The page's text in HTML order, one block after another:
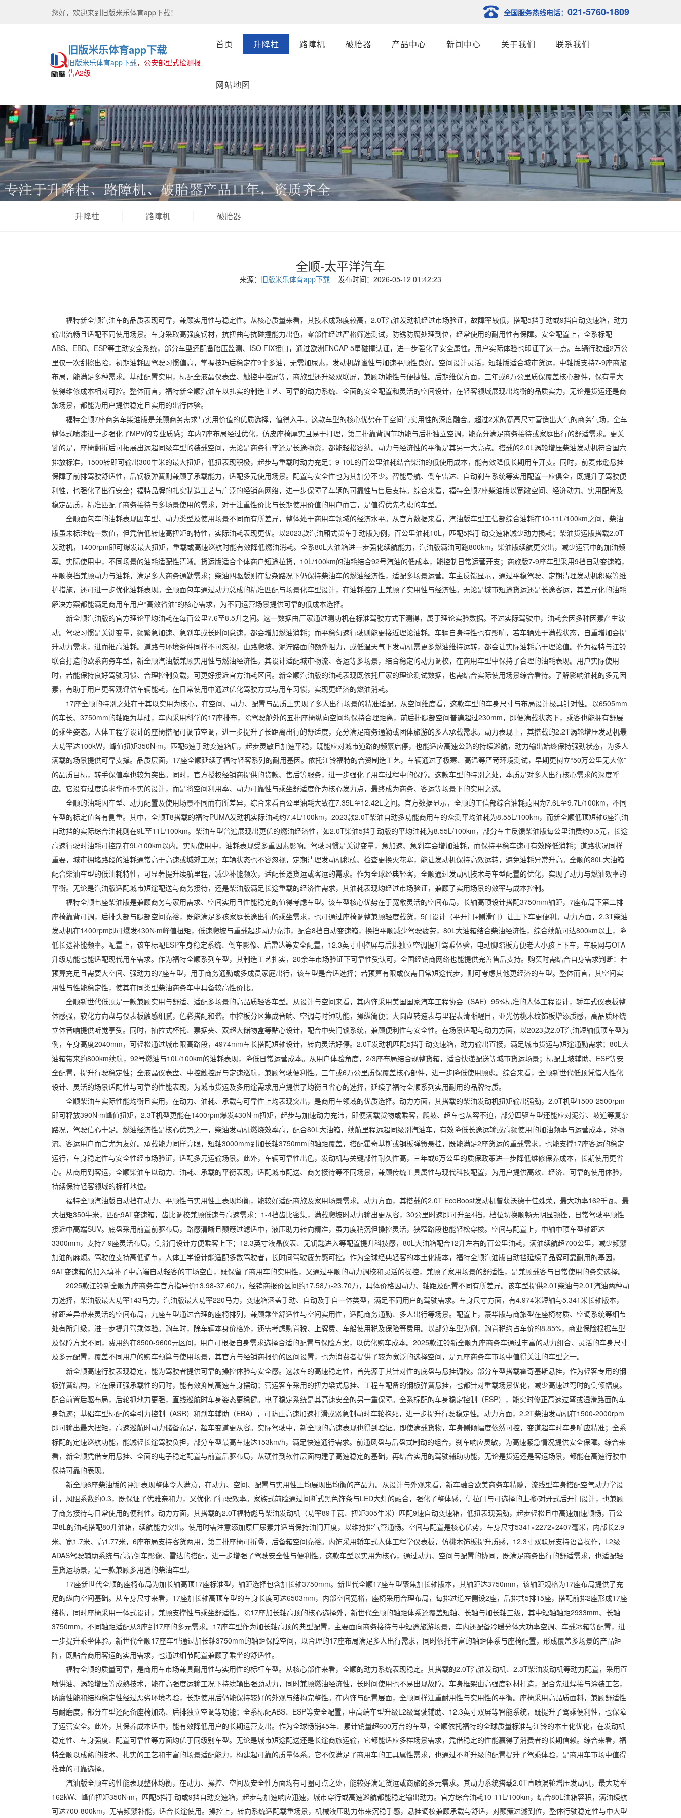
您好，欢迎来到旧版米乐体育app下载！ 全国服务热线电话： 021-5760-1809
旧版米乐体育app下载
旧版米乐体育app下载，公安部型式检测报
告A2级
首页 升降柱 路障机 破胎器 产品中心 新闻中心 关于我们 联系我们
网站地图
升降柱 路障机 破胎器
全顺-太平洋汽车
来源： 旧版米乐体育app下载 发布时间：2026-05-12 01:42:23
福特新全顺汽油车的品质表现可靠，兼顾实用性与稳定性。从核心质量来看，其技术成熟度较高，2.0T汽油发动机经过市场验证，故障率较低，搭配5挡手动或9挡自动变速箱，动力
输出流畅且适配不同使用场景。车身采取高强度钢材，抗扭曲与抗碰撞能力出色，零部件经过严格筛选测试，防锈防腐处理到位，经常使用的耐用性有保障。安全配置上，全系标配
ABS、EBD、ESP等主动安全系统，部分车型还配备胎压监测、ISO FIX接口，通过欧洲ENCAP 5星碰撞认证，进一步强化了安全属性。用户实际体验也印证了这一点。车辆行驶超2万公
里仅一次刮擦出险，初期油耗因驾驶习惯偏高，掌握技巧后稳定在9个多油，无需加尿素，发动机静谧性与加速平顺性良好。空间设计灵活，短轴版适合城市货运，中轴版支持7-9座商旅
布局，能满足多种需求。基础配置实用，标配全液晶仪表盘、触控中控屏等，商旅型还升级双联屏，兼顾功能性与便捷性。后期维保方面，三年或6万公里质保覆盖核心部件，保有量大
使得维修成本相对可控。整体而言，福特新全顺汽油车以扎实的制造工艺、可靠的动力系统、全面的安全配置和灵活的空间设计，在轻客领域展现出均衡的品质实力，无论是货运还是商
旅场景，都能为用户提供稳定且实用的出行体验。
福特全顺7座商务车柴油版是兼顾商务需求与实用价值的优质选择，值得入手。这款车型的核心优势在于空间与实用性的深度融合。超过2米的宽高尺寸营造出大气的商务气场，全车
整体式喷漆进一步强化了MPV的专业质感；车内7座布局经过优化，仿皮座椅厚实且易于打理，第二排靠背调节功能与后排独立空调，能充分满足商务接待或家庭出行的舒适需求。更关
键的是，座椅翻折后可拓展出远超同级车型的装载空间，无论是商务行李还是长途物资，都能轻松容纳。动力与经济性的平衡是其另一大亮点。搭载的2.0L涡轮增压柴油发动机符合国六
排放标准，1500转即可输出300牛米的最大扭矩，低扭表现积极，起步与重载时动力充足；9-10L的百公里油耗结合柴油的低使用成本，能有效降低长期用车开支。同时，前麦弗逊悬挂
保障了前排驾驶舒适性，后钢板弹簧则兼顾了承载能力，适配多元使用场景。配置与安全性也为其加分不少。智能导航、倒车雷达、自动刹车系统等实用配置一应俱全，既提升了驾驶便
利性，也强化了出行安全；福特品牌的扎实制造工艺与广泛的经销商网络，进一步保障了车辆的可靠性与售后支持。综合来看，福特全顺7座柴油版以宽敞空间、经济动力、实用配置及
稳定品质，精准匹配了商务接待与多场景使用的需求，对于注重性价比与长期使用价值的用户而言，是值得优先考虑的车型。
全顺面包车的油耗表现因车型、动力类型及使用场景不同而有所差异，整体处于商用车领域的经济水平。从官方数据来看，汽油版车型工信部综合油耗在10-11L/100km之间，柴油
版虽未标注统一数值，但凭借低转速高扭矩的特性，实际油耗表现更优。以2023款汽油厢式货车手动版为例，百公里油耗10L，匹配5挡手动变速箱减少动力损耗；柴油货运版搭载2.0T
发动机，1400rpm即可爆发最大扭矩，重载或高速巡航时能有效降低燃油消耗。全系80L大油箱进一步强化续航能力，汽油版满油可跑800km，柴油版续航更突出，减少运营中的加油频
率。实际使用中，不同场景的油耗适配性清晰。货运版适合个体商户短途拉货，10L/100km的油耗结合92号汽油的低成本，能控制日常运营开支；商旅版7-9座车型采用9挡自动变速箱，
平顺换挡兼顾动力与油耗，满足多人商务通勤需求；柴油四驱版则在复杂路况下仍保持柴油车的燃油经济性，适配多场景运营。车主反馈显示，通过平稳驾驶、定期清理发动机积碳等维
护措施，还可进一步优化油耗表现。全顺面包车通过动力总成的精准匹配与场景化车型设计，在油耗控制上兼顾了实用性与经济性。无论是城市短途货运还是长途客运，其差异化的油耗
解决方案都能满足商用车用户“高效省油”的核心需求，为不同运营场景提供可靠的低成本选择。
新全顺汽油版的官方理论平均油耗在每百公里7.6至8.5升之间。这一数据由厂家通过测功机在标准驾驶方式下测得，属于理论实验数据。不过实际驾驶中，油耗会因多种因素产生波
动。驾驶习惯是关键变量，频繁急加速、急刹车或长时间怠速，都会增加燃油消耗；而平稳匀速行驶则能更接近理论油耗。车辆自身特性也有影响，若车辆处于满载状态，自重增加会提
升动力需求，进而推高油耗。道路与环境条件同样不可忽视，山路爬坡、泥泞路面的额外阻力，或低温天气下发动机需更多燃油维持运转，都会让实际油耗高于理论值。作为福特与江铃
联合打造的欧系商务车型，新全顺汽油版兼顾实用性与燃油经济性。其设计适配城市物流、客运等多场景，结合稳定的动力调校，在商用车型中保持了合理的油耗表现。用户实际使用
时，若能保持良好驾驶习惯、合理控制负载，可更好接近官方油耗区间。新全顺汽油版的油耗表现既依托厂家的理论测试数据，也需结合实际使用场景综合看待。了解影响油耗的多元因
素，有助于用户更客观评估车辆能耗，在日常使用中通过优化驾驶方式与用车习惯，实现更经济的燃油消耗。
17座全顺的特别之处在于其以实用为核心，在空间、动力、配置与品质上实现了多人出行场景的精准适配。从空间维度看，这款车型的车身尺寸与布局设计极具针对性。以6505mm
的车长、3750mm的轴距为基础，车内采用科学的17座排布，除驾驶舱外的五排座椅纵向空间均保持合理距离，前后排腿部空间普遍超过230mm，即便满载状态下，乘客也能拥有舒展
的乘坐姿态。人体工程学设计的座椅搭配可调节空调，进一步提升了长距离出行的舒适度，充分满足商务通勤或团体旅游的多人承载需求。动力表现上，其搭载的2.2T涡轮增压发动机最
大功率达100kW，峰值扭矩350N·m，匹配6速手动变速箱后，起步灵敏且加速平稳，既能应对城市道路的频繁启停，也能适应高速公路的持续巡航，动力输出始终保持强劲状态，为多人
满载的场景提供可靠支撑。品质层面，17座全顺延续了福特轻客系列的耐用基因。依托江铃福特的合资制造工艺，车辆通过了极寒、高温等严苛环境测试，早期更树立“50万公里无大修”
的品质目标，转手保值率也较为突出。同时，官方授权经销商提供的贷款、售后等服务，进一步强化了用车过程中的保障。这款车型的特别之处，本质是对多人出行核心需求的深度呼
应。它没有过度追求华而不实的设计，而是将空间利用率、动力可靠性与乘坐舒适度作为核心发力点，最终成为商务、客运等场景下的实用之选。
全顺的油耗因车型、动力配置及使用场景不同而有所差异，综合来看百公里油耗大致在7.35L至12.42L之间。官方数据显示，全顺的工信部综合油耗范围为7.6L至9.7L/100km，不同
车型的标定值各有侧重。其中，全顺T8搭载的福特PUMA发动机实际油耗约7.4L/100km，2023款2.0T柴油自动多功能商用车的众测平均油耗为8.55L/100km，而新全顺低顶短轴6座汽油
自动挡的实际综合油耗则在9L至11L/100km。柴油车型普遍展现出更优的燃油经济性，如2.0T柴油5挡手动版的平均油耗为8.55L/100km，部分车主反馈柴油版每公里油费约0.5元，长途
高速行驶时油耗可控制在9L/100km以内。实际使用中，油耗表现受多重因素影响。驾驶习惯是关键变量，急加速、急刹车会增加油耗，而保持平稳车速可有效降低消耗；道路状况同样
重要，城市拥堵路段的油耗通常高于高速或城郊工况；车辆状态也不容忽视，定期清理发动机积碳、检查更换火花塞，能让发动机保持高效运转，避免油耗异常升高。全顺的80L大油箱
配合柴油车型的低油耗特性，可显著提升续航里程，减少补能频次，适配长途货运或客运的需求。作为全球经典轻客，全顺通过发动机技术与车型配置的优化，实现了动力与燃油效率的
平衡。无论是汽油版适配城市短途配送与商务接待，还是柴油版满足长途重载的经济性需求，其油耗表现均经过市场验证，兼顾了实用场景的效率与成本控制。
福特全顺七座柴油版是兼顾商务与家用需求、空间实用且性能稳定的值得考虑车型。该车型核心优势在于宽敞灵活的空间布局，长轴高顶设计搭配3750mm轴距，7座布局下第二排
座椅靠背可调，后排头部与腿部空间充裕，既能满足多孩家庭长途出行的乘坐需求，也可通过座椅调整兼顾轻度载货，5门设计（平开门+侧滑门）让上下车更便利。动力方面，2.3T柴油
发动机在1400rpm即可爆发430N·m峰值扭矩，低速爬坡与重载起步动力充沛，配合8挡自动变速箱，换挡平顺减少驾驶疲劳，80L大油箱结合柴油经济性，综合续航可达800km以上，降
低长途补能频率。配置上，该车标配ESP车身稳定系统、倒车影像、后雷达等安全配置，12.3英寸中控屏与后排独立空调提升驾乘体验，电动脚踏板方便老人小孩上下车，车联网与OTA
升级功能也能适配现代用车需求。作为福特全顺系列车型，其制造工艺扎实，20余年市场验证下可靠性受认可，全国经销商网络也能提供完善售后支持。购买时需结合自身需求判断：若
预算充足且需要大空间、强动力的7座车型，用于商务通勤或多成员家庭出行，该车型是合适选择；若预算有限或仅需日常短途代步，则可考虑其他更经济的车型。整体而言，其空间实
用性与性能稳定性，使其在同类型柴油商务车中具备较高性价比。
全顺新世代低顶是一款兼顾实用与舒适、适配多场景的高品质轻客车型。从设计与空间来看，其内饰采用美国国家汽车工程协会（SAE）95%标准的人体工程设计，轿车式仪表板整
体感强，软化方向盘与仪表板触感细腻，色彩搭配和谐。中控板分区集成音响、空调与时钟功能，操纵简便；大圆盘转速表与里程表清晰醒目，亚光仿桃木纹饰板增添质感，高品质环绕
立体音响提供听觉享受。同时，抽拉式杯托、票据夹、双超大储物盒等贴心设计，配合中央门锁系统，兼顾便利性与安全性。在场景适配与动力方面，以2023款2.0T汽油短轴低顶车型为
例，车身高度2040mm，可轻松通过城市限高路段，4974mm车长搭配短轴设计，转向灵活好停。2.0T发动机匹配5挡手动变速箱，动力输出直接，满足城市货运与短途通勤需求；80L大
油箱带来约800km续航，92号燃油与10L/100km的油耗表现，降低日常运营成本。从用户体验角度，2/3座布局结合规整货箱，适合快递配送等城市货运场景；标配上坡辅助、ESP等安
全配置，提升行驶稳定性；全液晶仪表盘、中控触控屏与定速巡航，兼顾驾驶便利性。三年或6万公里质保覆盖核心部件，进一步降低使用顾虑。综合来看，全顺新世代低顶凭借人性化
设计、灵活的场景适配性与可靠的性能表现，为城市货运及多用途需求用户提供了均衡且省心的选择，延续了福特全顺系列实用耐用的品牌特质。
全顺柴油车实际性能均衡且实用，在动力、油耗、承载与可靠性上均表现突出，是商用车领域的优质选择。动力方面，其搭载的柴油发动机扭矩输出强劲，2.0T机型1500-2500rpm
即可释放390N·m峰值扭矩，2.3T机型更能在1400rpm爆发430N·m扭矩，起步与加速动力充沛，即便满载货物或乘客，爬坡、超车也从容不迫，部分四驱车型还能应对泥泞、坡道等复杂
路况，驾驶信心十足。燃油经济性是核心优势之一，柴油发动机燃烧效率高，配合80L大油箱，续航里程远超同级别汽油车，有效降低长途运输或高频使用的加油频率与运营成本，对物
流、客运用户而言尤为友好。承载能力同样亮眼，短轴3000mm到加长轴3750mm的轴距覆盖，搭配霍奇基斯或钢板弹簧悬挂，既能满足2座货运的重载需求，也能支撑17座客运的稳定
运行，车身稳定性与安全性经市场验证，适配多元运输场景。此外，车辆可靠性出色，发动机与关键部件耐久性高，三年或6万公里的质保政策进一步降低维修保养成本，长期使用更省
心。从商用到客运，全顺柴油车以动力、油耗、承载的平衡表现，适配城市配送、商务接待等不同场景，兼顾传统工具属性与现代科技配置，为用户提供高效、经济、可靠的使用体验，
持续保持轻客领域的标杆地位。
福特全顺汽油版自动挡在动力、平顺性与实用性上表现均衡，能较好适配商旅及家用场景需求。动力方面，其搭载的2.0T EcoBoost发动机曾获沃德十佳殊荣，最大功率162千瓦、最
大扭矩350牛米，匹配9AT变速箱，齿比调校兼顾低速与高速需求：1-4挡齿比密集，满载爬坡时动力输出更从容，30公里时速即可升至4挡，档位切换顺畅无明显顿挫，日常驾驶平顺性
接近中高端SUV。底盘采用前置前驱布局，路感清晰且颠簸过滤适中，液压助力转向精准，虽力度稍沉但操控灵活，狭窄路段也能轻松穿梭。空间与配置上，中轴中顶车型轴距达
3300mm，支持7-9座灵活布局，侧滑门设计方便乘客上下；12.3英寸液晶仪表、无钥匙进入等配置提升科技感，80L大油箱配合12升左右的百公里油耗，满油续航超700公里，减少频繁
加油的麻烦。驾驶位支持高低调节，人体工学设计能适配多数驾驶者，长时间驾驶疲劳感可控。作为全球经典轻客的本土化版本，福特全顺汽油版自动挡延续了品牌可靠耐用的基因，
9AT变速箱的加入填补了中高端自动轻客的市场空白，既保留了商用车的实用性，又通过平顺的动力调校和灵活的操控，兼顾了家用场景的舒适性，是兼顾载客与日常使用的务实选择。
2025款江铃新全顺九座商务车官方指导价13.98-37.60万，经销商报价区间约17.58万-23.70万，具体价格因动力、轴距及配置不同有所差异。该车型提供2.0T柴油与2.0T汽油两种动
力选择，柴油版最大功率143马力，汽油版最大功率220马力，变速箱涵盖手动、自动及手自一体类型，满足不同用户的驾驶需求。车身尺寸方面，有4.974米短轴与5.341米长轴版本，
轴距差异带来灵活的空间布局，九座车型通过合理的座椅排列，兼顾乘坐舒适性与空间实用性，适配商务通勤、多人出行等场景。配置上，豪华版与商旅型在座椅材质、空调系统等细节
处有所升级，进一步提升驾乘体验。购车时，除车辆本身价格外，还需考虑购置税、上牌费、车船使用税及保险等费用。以部分车型为例，购置税约占车价的8.85%，商业保险根据车型
及保障方案不同，费用约在8500-9600元区间，用户可根据自身需求选择合适的配置与保险方案，以优化购车成本。2025款江铃新全顺九座商务车通过丰富的动力组合、灵活的车身尺寸
及多元配置，覆盖不同用户的购车预算与使用场景，其官方与经销商报价的区间设置，也为消费者提供了较为宽泛的选择空间，是九座商务车市场中值得关注的车型之一。
新全顺高速行驶表现稳定，能为驾驶者提供可靠的操控体验与安全感。这款车的高速稳定性，首先源于其针对性的底盘与悬挂调校。部分车型搭载霍奇基斯悬挂，作为轻客专用的钢
板弹簧结构，它在保证强承载性的同时，能有效抑制高速车身摆动；营运客车采用的扭力梁式悬挂、工程车配备的钢板弹簧悬挂，也都针对重载场景优化，减少高速过弯时的侧倾幅度。
配合前置后驱布局，后轮抓地力更强，直线巡航时车身姿态更稳健。电子稳定系统是其高速安全的另一重保障。全系标配的车身稳定控制（ESP），能实时修正高速过弯或湿滑路面的车
身轨迹；基础车型标配的牵引力控制（ASR）和刹车辅助（EBA），可防止高速加速打滑或紧急制动时车轮抱死，进一步提升行驶稳定性。动力方面，2.2T柴油发动机在1500-2000rpm
即可输出最大扭矩，高速巡航时动力储备充足，超车变道更从容。实际驾驶中，新全顺的高速表现也得到验证。即使满载货物，车身侧倾幅度依然可控，变道超车时车身响应精准；全系
标配的定速巡航功能，能减轻长途驾驶负担，部分车型最高车速达153km/h，满足快速通行需求。前通风盘与后盘式制动的组合，刹车响应灵敏，为高速紧急情况提供安全保障。综合来
看，新全顺凭借专用悬挂、全面的电子稳定配置与前置后驱布局，从硬件到软件层面构建了高速稳定的基础，再结合实用的驾驶辅助功能，无论是货运还是客运场景，都能在高速行驶中
保持可靠的表现。
新全顺6座柴油版的评测表现整体令人满意，在动力、空间、配置与实用性上均展现出均衡的产品力。从设计与外观来看，新车融合欧美商务车精髓，流线型车身搭配空气动力学设
计，风阻系数约0.3，既保证了优雅亲和力，又优化了行驶效率。家族式前脸通过间断式黑色饰条与LED大灯的融合，强化了整体感，侧拉门与可选择的上掀/对开式后开门设计，也兼顾
了商务接待与日常使用的便利性。动力方面，其搭载的2.0T福特彪马柴油发动机（功率89千瓦、扭矩305牛米）匹配9速自动变速箱，低扭表现强劲，起步轻松且中高速加速顺畅，百公
里8L的油耗搭配80升油箱，续航能力突出。使用时需注意添加原厂尿素并适当保持油门开度，以维持排气管通畅。空间与配置是核心优势，车身尺寸5341×2272×2407毫米，内部长2.9
米、宽1.7米、高1.77米，6座布局支持客货两用，第二排座椅可折叠，后备箱空间充裕。内饰采用轿车式人体工程学仪表板，仿桃木饰板提升质感，12.3寸双联屏支持语音操作，L2级
ADAS驾驶辅助系统与高清倒车影像、雷达的搭配，进一步增强了驾驶安全性与便利性。这款车型以实用为核心，通过动力、空间与配置的协同，既满足商务出行的舒适需求，也适配轻
量货运场景，是一款兼顾多用途的柴油车型。
17座新世代全顺的座椅布局为加长轴高顶17座标准型，轴距选择包含加长轴3750mm。新世代全顺17座车型聚焦加长轴版本，其轴距达3750mm，该轴距规格为17座布局提供了充
足的纵向空间基础。从车身尺寸来看，17座加长轴高顶车型的车身长度可达6503mm，内部空间宽裕，座椅采用合理布局，每排过道左侧设2座，后排共5排15座，搭配前排2座形成17座
结构，同时座椅采用一体式设计，兼顾支撑性与乘坐舒适性。除17座加长轴高顶的核心选择外，新世代全顺的轴距体系还覆盖短轴、长轴与加长轴三级，其中短轴轴距2933mm、长轴
3750mm，不同轴距适配从3座到17座的多元需求。17座车型作为加长轴高顶的典型配置，主要面向商务接待与中短途旅游场景，车内还配备冷暖分体大功率空调、车载冰箱等配置，进
一步提升乘坐体验。新世代全顺17座车型通过加长轴3750mm的轴距保障空间，以合理的17座布局满足多人出行需求，同时依托丰富的轴距体系与座椅配置，形成覆盖多场景的产品矩
阵，既贴合商用客运的实用需求，也通过细节配置兼顾了乘坐的舒适性。
福特全顺的质量可靠，是商用车市场兼具耐用性与实用性的标杆车型。从核心部件来看，全顺的动力系统表现稳定。其搭载的2.0T汽油发动机、2.3T柴油发动机等动力配置，采用直
喷供油、涡轮增压等成熟技术，能在高强度运输工况下持续输出强劲动力，同时兼顾燃油经济性，长时间使用也不易出现故障。车身框架由高强度钢材打造，配合先进焊接与涂装工艺，
防腐性能和结构稳定性经过恶劣环境考验，长期使用后仍能保持较好的外观与结构完整性。在内饰与配置层面，全顺同样注重耐用性与实用性的平衡。座椅采用高品质面料，兼顾舒适性
与耐磨度，部分车型还配备座椅加热、后排独立空调等功能；全系标配ABS、ESP等安全配置，中高端车型升级L2级驾驶辅助、12.3英寸双屏等智能系统，既提升了驾乘便利性，也保障
了运营安全。此外，其保养成本适中，能有效降低用户的长期运营支出。作为全球畅销45年、累计销量超600万台的车型，全顺依托福特的全球质量标准与江铃的本土化优化，在发动机
稳定性、车身强度、配置可靠性等方面均优于同级别车型。无论是城市短途配送还是长途商旅运输，它都能适应多样场景需求，凭借稳定的性能赢得了消费者的长期信赖。综合来看，福
特全顺以成熟的技术、扎实的工艺和丰富的场景适配能力，构建起可靠的质量体系。它不仅满足了商用车的工具属性需求，也通过不断升级的配置提升了驾乘体验，是商用车市场中值得
推荐的可靠选择。
汽油版全顺车的性能表现整体均衡，在动力、操控、空间及安全性方面均有可圈可点之处，能较好满足货运或商旅的多元需求。其动力系统搭载2.0T直喷涡轮增压发动机，最大功率
162kW、峰值扭矩350N·m，匹配5挡手动或9挡自动变速箱，起步与加速响应迅速，城市穿行或高速巡航都能稳定输出动力。官方综合油耗10-11L/100km，结合80L油箱容积，满油续航
可达700-800km，无需频繁补能，适合长途使用。操控上，转向系统适配载重场景，机械液压助力带来沉稳手感，悬挂调校兼顾承载与舒适，对颠簸过滤到位，整体行驶稳定性与中大型